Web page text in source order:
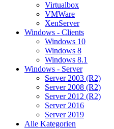
Virtualbox
VMWare
XenServer
Windows - Clients
Windows 10
Windows 8
Windows 8.1
Windows - Server
Server 2003 (R2)
Server 2008 (R2)
Server 2012 (R2)
Server 2016
Server 2019
Alle Kategorien